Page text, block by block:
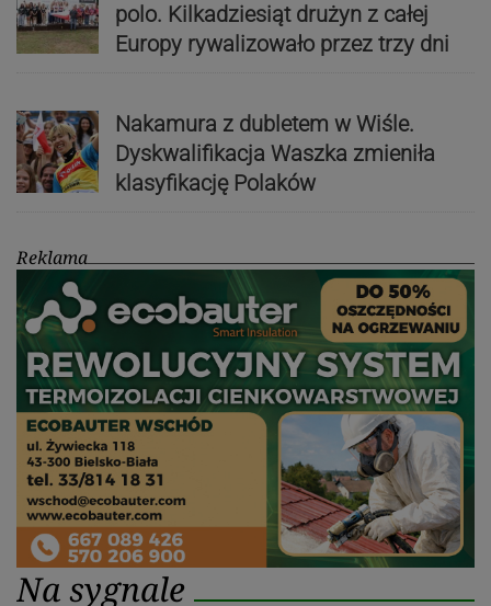
polo. Kilkadziesiąt drużyn z całej
Europy rywalizowało przez trzy dni
Nakamura z dubletem w Wiśle.
Dyskwalifikacja Waszka zmieniła
klasyfikację Polaków
Reklama
Na sygnale